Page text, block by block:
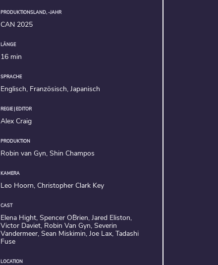
PRODUKTIONSLAND, -JAHR
CAN 2025
LÄNGE
16 min
SPRACHE
Englisch, Französisch, Japanisch
REGIE | EDITOR
Alex Craig
PRODUKTION
Robin van Gyn, Shin Champos
KAMERA
Leo Hoorn, Christopher Clark Key
CAST
Elena Hight, Spencer O´Brien, Jared Eliston,
Victor Daviet, Robin Van Gyn, Severin
Vandermeer, Sean Miskimin, Joe Lax, Tadashi
Fuse
LOCATION